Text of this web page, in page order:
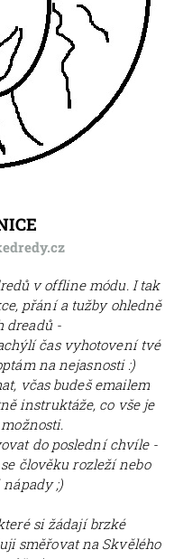
v offline módu. I tak
přání a tužby ohledně
dreadů -
čas vyhotovení tvé
na nejasnosti :)
včas budeš emailem
instruktáže, co vše je
do poslední chvíle -
člověku rozleží nebo
;)
si žádají brzké
směřovat na Skvělého